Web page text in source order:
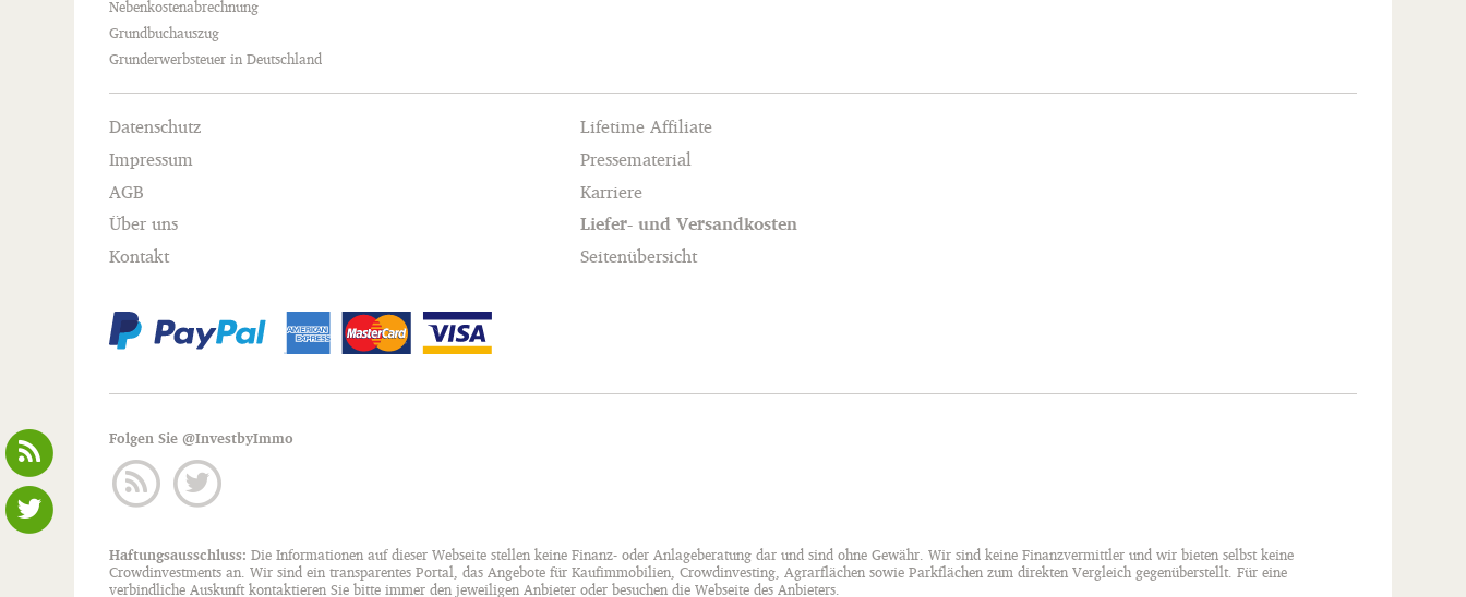
Nebenkostenabrechnung
Grundbuchauszug
Grunderwerbsteuer in Deutschland
Datenschutz
Impressum
AGB
Über uns
Kontakt
Lifetime Affiliate
Pressematerial
Karriere
Liefer- und Versandkosten
Seitenübersicht
Folgen Sie @InvestbyImmo
Haftungsausschluss: Die Informationen auf dieser Webseite stellen keine Finanz- oder Anlageberatung dar und sind ohne Gewähr. Wir sind keine Finanzvermittler und wir bieten selbst keine
Crowdinvestments an. Wir sind ein transparentes Portal, das Angebote für Kaufimmobilien, Crowdinvesting, Agrarflächen sowie Parkflächen zum direkten Vergleich gegenüberstellt. Für eine
verbindliche Auskunft kontaktieren Sie bitte immer den jeweiligen Anbieter oder besuchen die Webseite des Anbieters.